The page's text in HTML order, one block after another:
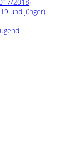
2018)
und jünger)